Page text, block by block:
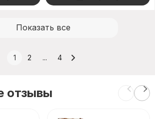
Показать все
1 2 ... 4
отзывы